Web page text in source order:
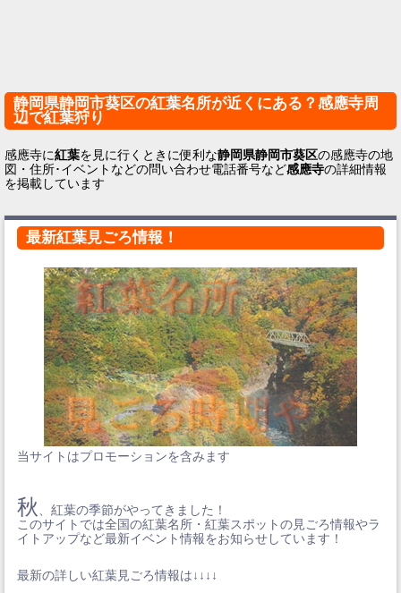
静岡県静岡市葵区の紅葉名所が近くにある？感應寺周
辺で紅葉狩り
感應寺に紅葉を見に行くときに便利な静岡県静岡市葵区の感應寺の地
図・住所･イベントなどの問い合わせ電話番号など感應寺の詳細情報
を掲載しています
最新紅葉見ごろ情報！
当サイトはプロモーションを含みます
秋
、紅葉の季節がやってきました！
このサイトでは全国の紅葉名所・紅葉スポットの見ごろ情報やラ
イトアップなど最新イベント情報をお知らせしています！
最新の詳しい紅葉見ごろ情報は↓↓↓↓